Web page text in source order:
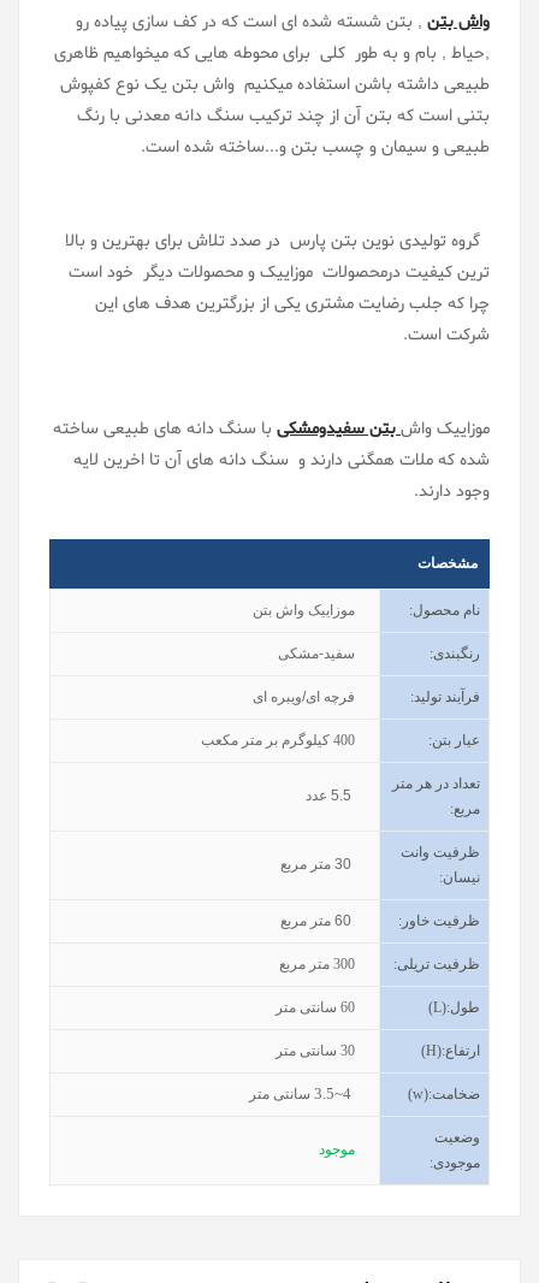
واش بتن , بتن شسته شده ای است که در کف سازی پیاده رو
,حیاط , بام و به طور کلی برای محوطه هایی که میخواهیم ظاهری
طبیعی داشته باشن استفاده میکنیم واش بتن یک نوع کفپوش
بتنی است که بتن آن از چند ترکیب سنگ دانه معدنی با رنگ
طبیعی و سیمان و چسب بتن و...ساخته شده است.
گروه تولیدی نوین بتن پارس در صدد تلاش برای بهترین و بالا
ترین کیفیت درمحصولات موزاییک و محصولات دیگر خود است
چرا که جلب رضایت مشتری یکی از بزرگترین هدف های این
شرکت است.
موزاییک واشبتن سفیدومشکی با سنگ دانه های طبیعی ساخته
شده که ملات همگنی دارند و سنگ دانه های آن تا اخرین لایه
وجود دارند.
مشخصات
نام محصول: موزاییک واش بتن
رنگبندی: سفید-مشکی
فرآیند تولید: فرچه ای/ویبره ای
عیار بتن:
400 کیلوگرم بر متر مکعب
تعداد در هر متر
مربع:
5.5 عدد
ظرفیت وانت
نیسان:
30 متر مربع
ظرفیت خاور :
60 متر مربع
ظرفیت تریلی:
300 متر مربع
طول(L):
60 سانتی متر
ارتفاع(H):
30 سانتی متر
ضخامت(w):
3.5~4 سانتی متر
وضعیت
موجودی:
موجود